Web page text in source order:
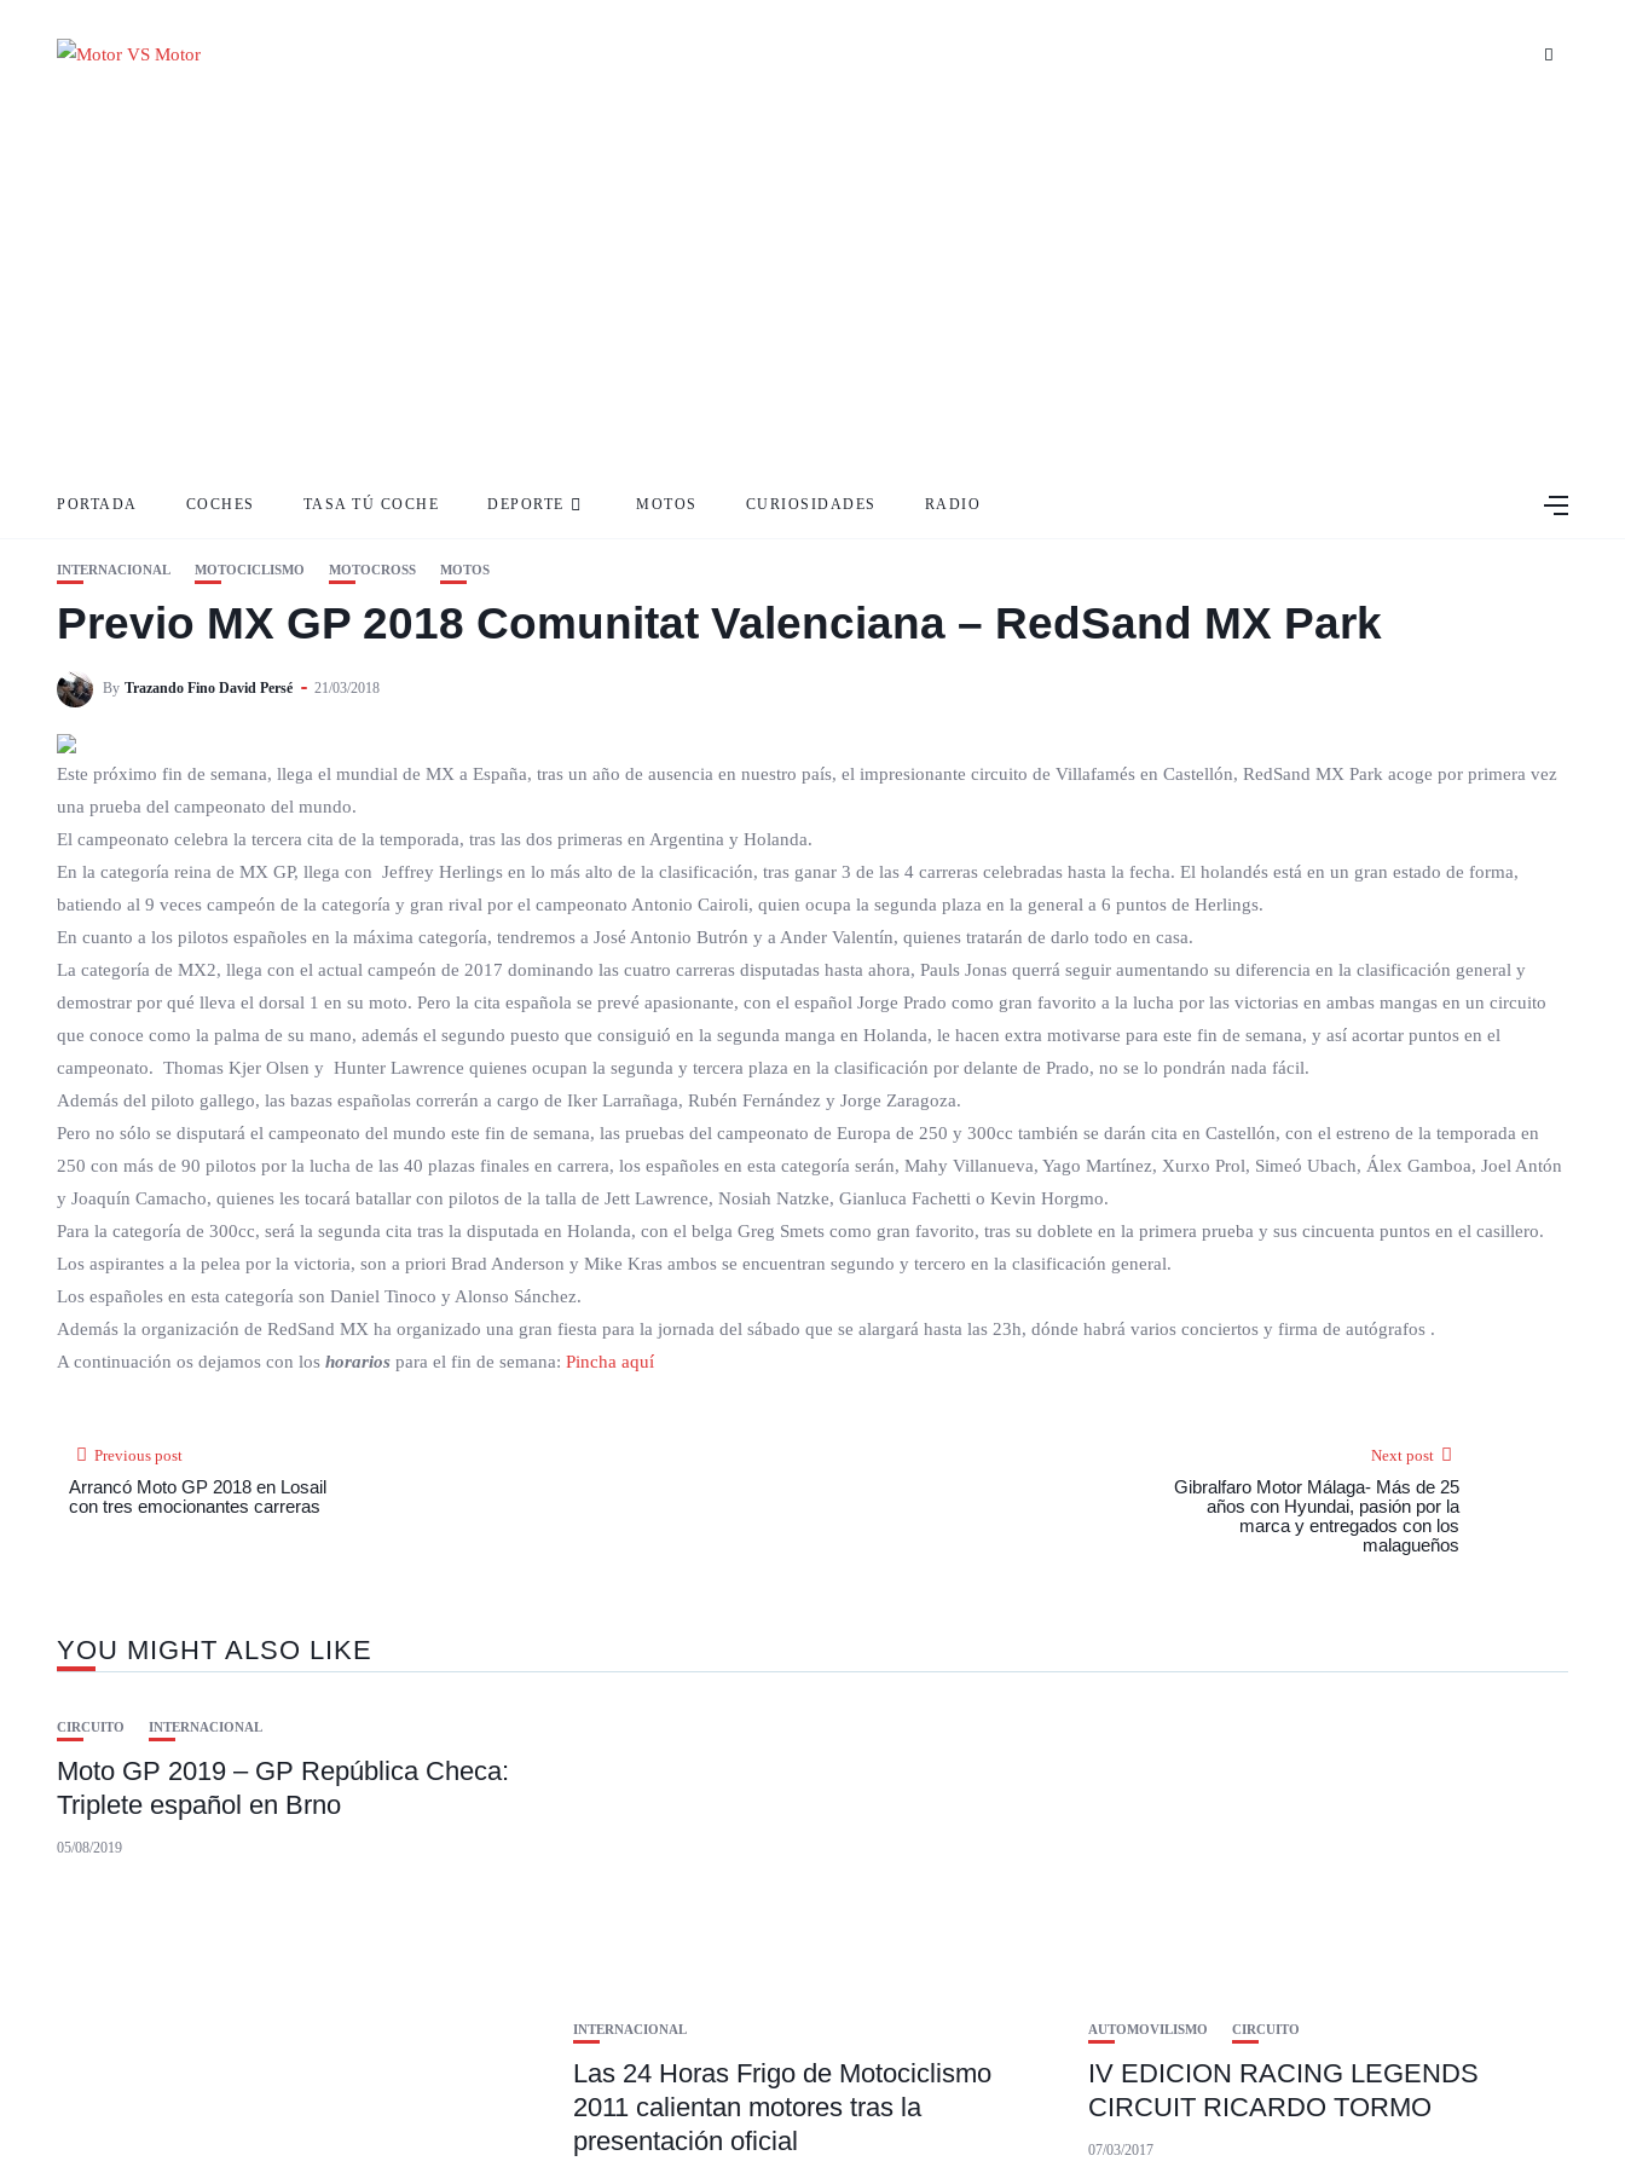
PORTADA COCHES TASA TÚ COCHE DEPORTE MOTOS CURIOSIDADES RADIO
INTERNACIONAL MOTOCICLISMO MOTOCROSS MOTOS
Previo MX GP 2018 Comunitat Valenciana – RedSand MX Park
By Trazando Fino David Persé 21/03/2018
Este próximo fin de semana, llega el mundial de MX a España, tras un año de ausencia en nuestro país, el impresionante circuito de Villafamés en Castellón, RedSand MX Park acoge por primera vez
una prueba del campeonato del mundo.
El campeonato celebra la tercera cita de la temporada, tras las dos primeras en Argentina y Holanda.
En la categoría reina de MX GP, llega con Jeffrey Herlings en lo más alto de la clasificación, tras ganar 3 de las 4 carreras celebradas hasta la fecha. El holandés está en un gran estado de forma,
batiendo al 9 veces campeón de la categoría y gran rival por el campeonato Antonio Cairoli, quien ocupa la segunda plaza en la general a 6 puntos de Herlings.
En cuanto a los pilotos españoles en la máxima categoría, tendremos a José Antonio Butrón y a Ander Valentín, quienes tratarán de darlo todo en casa.
La categoría de MX2, llega con el actual campeón de 2017 dominando las cuatro carreras disputadas hasta ahora, Pauls Jonas querrá seguir aumentando su diferencia en la clasificación general y
demostrar por qué lleva el dorsal 1 en su moto. Pero la cita española se prevé apasionante, con el español Jorge Prado como gran favorito a la lucha por las victorias en ambas mangas en un circuito
que conoce como la palma de su mano, además el segundo puesto que consiguió en la segunda manga en Holanda, le hacen extra motivarse para este fin de semana, y así acortar puntos en el
campeonato. Thomas Kjer Olsen y Hunter Lawrence quienes ocupan la segunda y tercera plaza en la clasificación por delante de Prado, no se lo pondrán nada fácil.
Además del piloto gallego, las bazas españolas correrán a cargo de Iker Larrañaga, Rubén Fernández y Jorge Zaragoza.
Pero no sólo se disputará el campeonato del mundo este fin de semana, las pruebas del campeonato de Europa de 250 y 300cc también se darán cita en Castellón, con el estreno de la temporada en
250 con más de 90 pilotos por la lucha de las 40 plazas finales en carrera, los españoles en esta categoría serán, Mahy Villanueva, Yago Martínez, Xurxo Prol, Simeó Ubach, Álex Gamboa, Joel Antón
y Joaquín Camacho, quienes les tocará batallar con pilotos de la talla de Jett Lawrence, Nosiah Natzke, Gianluca Fachetti o Kevin Horgmo.
Para la categoría de 300cc, será la segunda cita tras la disputada en Holanda, con el belga Greg Smets como gran favorito, tras su doblete en la primera prueba y sus cincuenta puntos en el casillero.
Los aspirantes a la pelea por la victoria, son a priori Brad Anderson y Mike Kras ambos se encuentran segundo y tercero en la clasificación general.
Los españoles en esta categoría son Daniel Tinoco y Alonso Sánchez.
Además la organización de RedSand MX ha organizado una gran fiesta para la jornada del sábado que se alargará hasta las 23h, dónde habrá varios conciertos y firma de autógrafos .
A continuación os dejamos con los horarios para el fin de semana: Pincha aquí
Previous post
Arrancó Moto GP 2018 en Losail
con tres emocionantes carreras
Next post
Gibralfaro Motor Málaga- Más de 25
años con Hyundai, pasión por la
marca y entregados con los
malagueños
YOU MIGHT ALSO LIKE
CIRCUITO INTERNACIONAL
Moto GP 2019 – GP República Checa:
Triplete español en Brno
05/08/2019
INTERNACIONAL
Las 24 Horas Frigo de Motociclismo
2011 calientan motores tras la
presentación oficial
AUTOMOVILISMO CIRCUITO
IV EDICION RACING LEGENDS
CIRCUIT RICARDO TORMO
07/03/2017